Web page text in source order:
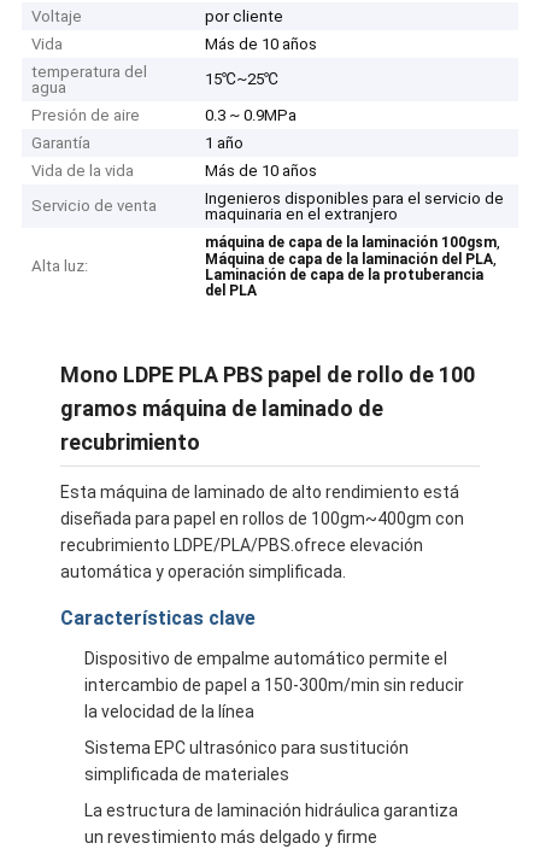
Voltaje
por cliente
Vida
Más de 10 años
temperatura del
agua
15℃~25℃
Presión de aire
0.3 ~ 0.9MPa
Garantía
1 año
Vida de la vida
Más de 10 años
Servicio de venta
Ingenieros disponibles para el servicio de
maquinaria en el extranjero
Alta luz:
máquina de capa de la laminación 100gsm,
Máquina de capa de la laminación del PLA,
Laminación de capa de la protuberancia
del PLA
Mono LDPE PLA PBS papel de rollo de 100
gramos máquina de laminado de
recubrimiento
Esta máquina de laminado de alto rendimiento está
diseñada para papel en rollos de 100gm~400gm con
recubrimiento LDPE/PLA/PBS.ofrece elevación
automática y operación simplificada.
Características clave
Dispositivo de empalme automático permite el
intercambio de papel a 150-300m/min sin reducir
la velocidad de la línea
Sistema EPC ultrasónico para sustitución
simplificada de materiales
La estructura de laminación hidráulica garantiza
un revestimiento más delgado y firme